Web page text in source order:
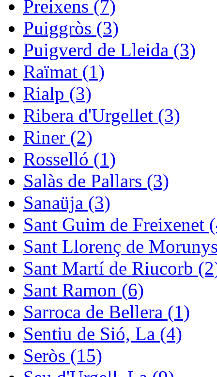
Preixens (7)
Puiggròs (3)
Puigverd de Lleida (3)
Raïmat (1)
Rialp (3)
Ribera d'Urgellet (3)
Riner (2)
Rosselló (1)
Salàs de Pallars (3)
Sanaüja (3)
Sant Guim de Freixenet
Sant Llorenç de
Sant Martí de Riucorb
Sant Ramon (6)
Sarroca de Bellera (1)
Sentiu de Sió, La (4)
Seròs (15)